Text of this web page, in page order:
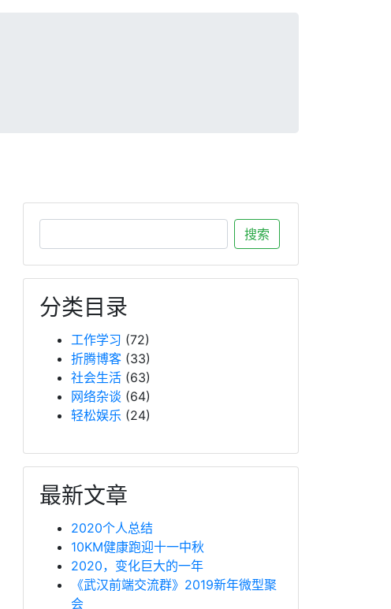
分类目录
工作学习 (72)
折腾博客 (33)
社会生活 (63)
网络杂谈 (64)
轻松娱乐 (24)
最新文章
2020个人总结
10KM健康跑迎十一中秋
2020，变化巨大的一年
《武汉前端交流群》2019新年微型聚
会